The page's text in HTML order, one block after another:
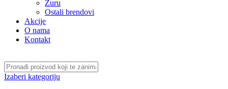
Zuru
Ostali brendovi
Akcije
O nama
Kontakt
Izaberi kategoriju